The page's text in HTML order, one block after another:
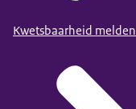
Kwetsbaarheid melden